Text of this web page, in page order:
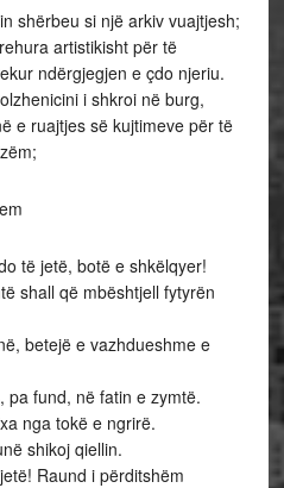
shërbeu si një arkiv vuajtjesh;
artistikisht për të
ndërgjegjen e çdo njeriu.
i shkroi në burg,
e ruajtjes së kujtimeve për të
të jetë, botë e shkëlqyer!
shall që mbështjell fytyrën
betejë e vazhdueshme e
pa fund, në fatin e zymtë.
nga tokë e ngrirë.
shikoj qiellin.
Raund i përditshëm